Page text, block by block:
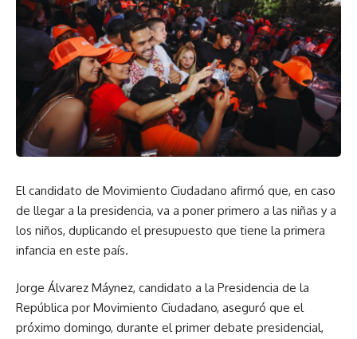
El candidato de Movimiento Ciudadano afirmó que, en caso
de llegar a la presidencia, va a poner primero a las niñas y a
los niños, duplicando el presupuesto que tiene la primera
infancia en este país.
Jorge Álvarez Máynez, candidato a la Presidencia de la
República por Movimiento Ciudadano, aseguró que el
próximo domingo, durante el primer debate presidencial,